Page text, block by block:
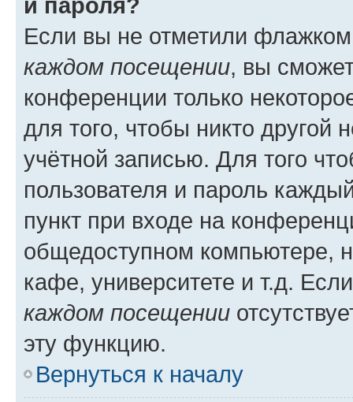
Если вы не отметили
каждом посещении, вы
конференции только
для того, чтобы никто другой
учётной записью. Для того
пользователя и пароль
пункт при входе на
общедоступном компьютере,
кафе, университете и т.д.
каждом посещении
эту функцию.
Вернуться к началу